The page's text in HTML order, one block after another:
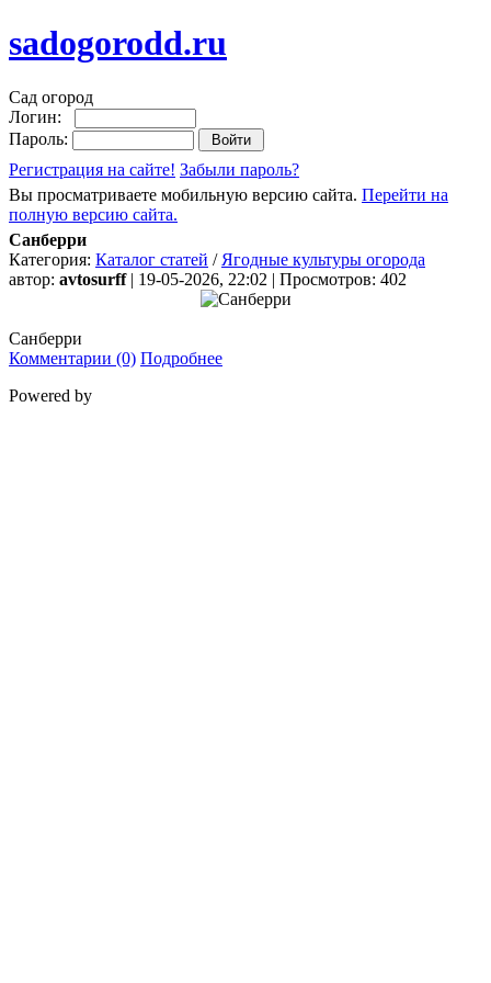
sadogorodd.ru
Сад огород
Логин:
Пароль:
Регистрация на сайте! Забыли пароль?
Вы просматриваете мобильную версию сайта. Перейти на
полную версию сайта.
Санберри
Категория: Каталог статей / Ягодные культуры огорода
автор: avtosurff| 19-05-2026, 22:02 | Просмотров: 402
Санберри
Комментарии (0) Подробнее
Powered by